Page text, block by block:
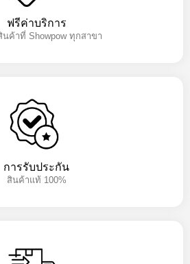
ฟรีค่าบริการ
นค้าที่ Showpow ทุกสาขา
การรับประกัน
สินค้าแท้ 100%